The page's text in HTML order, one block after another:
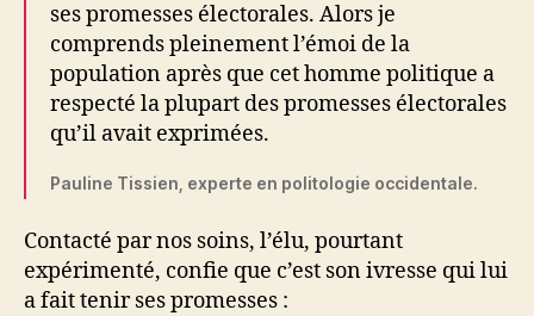
ses promesses électorales. Alors je
comprends pleinement l’émoi de la
population après que cet homme politique a
respecté la plupart des promesses électorales
qu’il avait exprimées.
Pauline Tissien, experte en politologie occidentale.
Contacté par nos soins, l’élu, pourtant
expérimenté, confie que c’est son ivresse qui lui
a fait tenir ses promesses :